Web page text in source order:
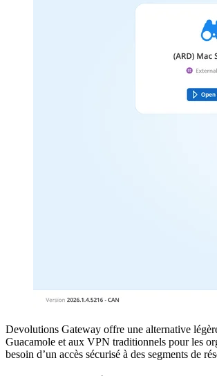
Devolutions Gateway offre une alternative
Guacamole et aux VPN traditionnels pour les
besoin d’un accès sécurisé à des segments de